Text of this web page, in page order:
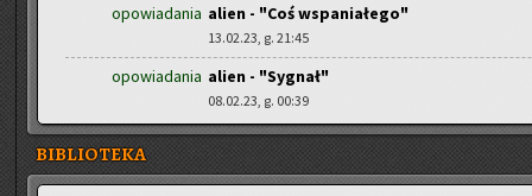
opowiadania alien - "Coś wspaniałego"
13.02.23, g. 21:45
opowiadania alien - "Sygnał"
08.02.23, g. 00:39
BIBLIOTEKA